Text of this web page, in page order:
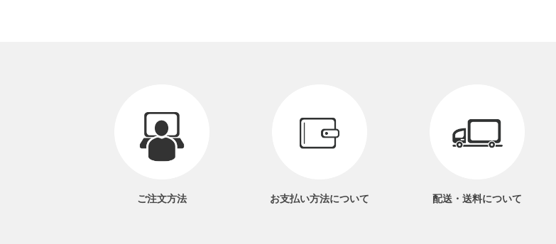
ご注文方法 お支払い方法について 配送・送料について